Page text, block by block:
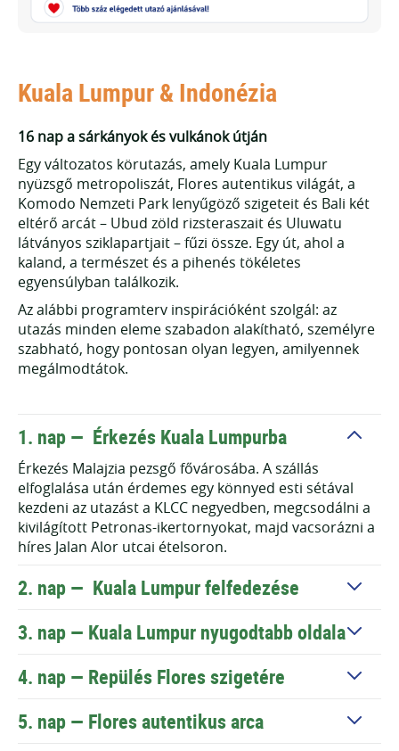
Kuala Lumpur & Indonézia
16 napa sárkányok és vulkánok útján
Egy változatos körutazás, amely Kuala Lumpur
nyüzsgő metropoliszát, Flores autentikus világát, a
Komodo Nemzeti Park lenyűgöző szigeteit és Bali két
eltérő arcát – Ubud zöld rizsteraszait és Uluwatu
látványos sziklapartjait – fűzi össze. Egy út, ahol a
kaland, a természet és a pihenés tökéletes
egyensúlyban találkozik.
Az alábbi programterv inspirációként szolgál: az
utazás minden eleme szabadon alakítható, személyre
szabható, hogy pontosan olyan legyen, amilyennek
megálmodtátok.
1. nap — Érkezés Kuala Lumpurba
Érkezés Malajzia pezsgő fővárosába. A szállás
elfoglalása után érdemes egy könnyed esti sétával
kezdeni az utazást a KLCC negyedben, megcsodálni a
kivilágított Petronas-ikertornyokat, majd vacsorázni a
híres Jalan Alor utcai ételsoron.
2. nap — Kuala Lumpur felfedezése
3. nap — Kuala Lumpur nyugodtabb oldala
4. nap — Repülés Flores szigetére
5. nap — Flores autentikus arca